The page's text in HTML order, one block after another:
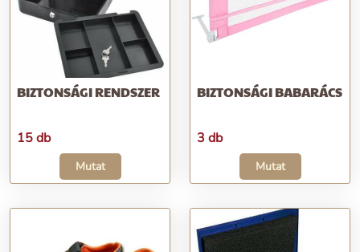
BIZTONSÁGI RENDSZER
15 db
Mutat
BIZTONSÁGI BABARÁCS
3 db
Mutat